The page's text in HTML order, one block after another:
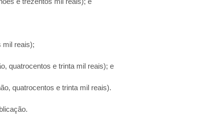
mil reais);
quatrocentos e trinta mil reais); e
quatrocentos e trinta mil reais).